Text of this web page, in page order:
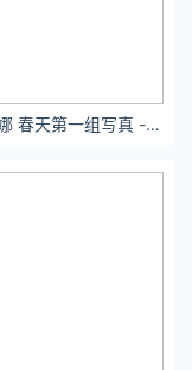
一同前往。
桥本环娜 春天第一组写真 - 小红书